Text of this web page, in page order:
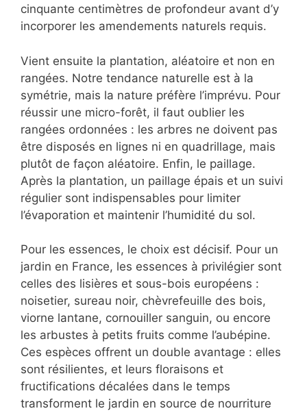
cinquante centimètres de profondeur avant d’y
incorporer les amendements naturels requis.
Vient ensuite la plantation, aléatoire et non en
rangées. Notre tendance naturelle est à la
symétrie, mais la nature préfère l’imprévu. Pour
réussir une micro-forêt, il faut oublier les
rangées ordonnées : les arbres ne doivent pas
être disposés en lignes ni en quadrillage, mais
plutôt de façon aléatoire. Enfin, le paillage.
Après la plantation, un paillage épais et un suivi
régulier sont indispensables pour limiter
l’évaporation et maintenir l’humidité du sol.
Pour les essences, le choix est décisif. Pour un
jardin en France, les essences à privilégier sont
celles des lisières et sous-bois européens :
noisetier, sureau noir, chèvrefeuille des bois,
viorne lantane, cornouiller sanguin, ou encore
les arbustes à petits fruits comme l’aubépine.
Ces espèces offrent un double avantage : elles
sont résilientes, et leurs floraisons et
fructifications décalées dans le temps
transforment le jardin en source de nourriture